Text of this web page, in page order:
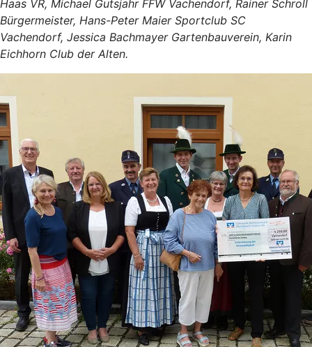
Haas VR, Michael Gutsjahr FFW Vachendorf, Rainer Schroll
Bürgermeister, Hans-Peter Maier Sportclub SC
Vachendorf, Jessica Bachmayer Gartenbauverein, Karin
Eichhorn Club der Alten.